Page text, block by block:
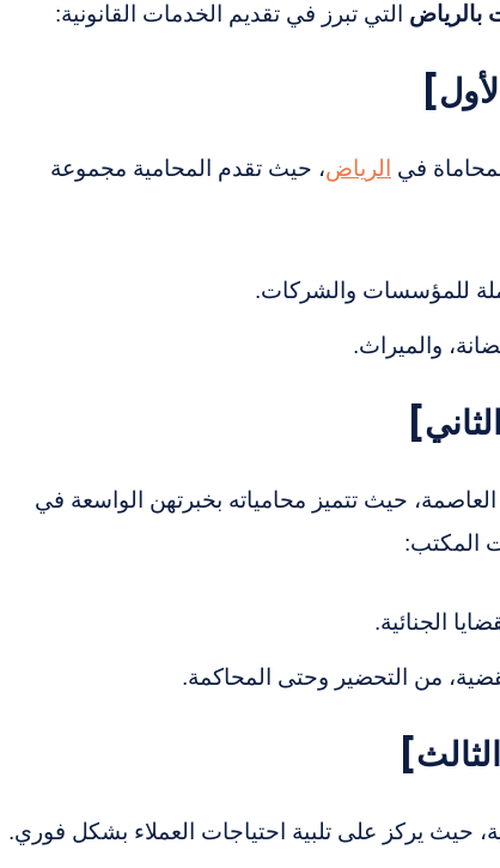
بالرياض التي تبرز في تقديم الخدمات القانونية:
في الرياض، حيث تقدم المحامية مجموعة
للمؤسسات والشركات.
والميراث.
حيث تتميز محامياته بخبرتهن الواسعة في
المكتب:
الجنائية.
من التحضير وحتى المحاكمة.
حيث يركز على تلبية احتياجات العملاء بشكل فوري.